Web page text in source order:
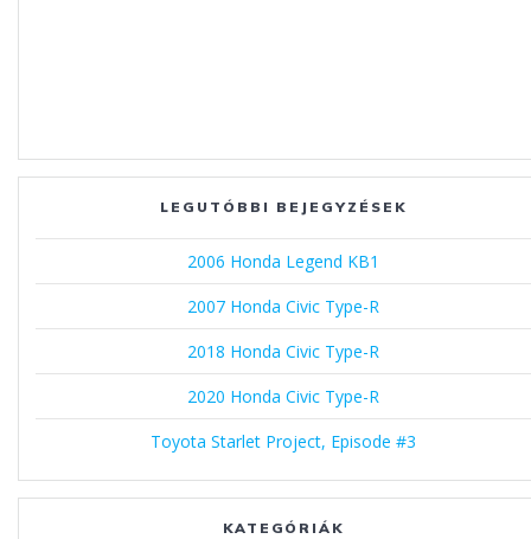
LEGUTÓBBI BEJEGYZÉSEK
2006 Honda Legend KB1
2007 Honda Civic Type-R
2018 Honda Civic Type-R
2020 Honda Civic Type-R
Toyota Starlet Project, Episode #3
KATEGÓRIÁK